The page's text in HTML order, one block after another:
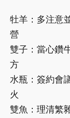
牡羊：多注意
營
雙子：當心鑽
方
水瓶：簽約會
火
雙魚：理清繁